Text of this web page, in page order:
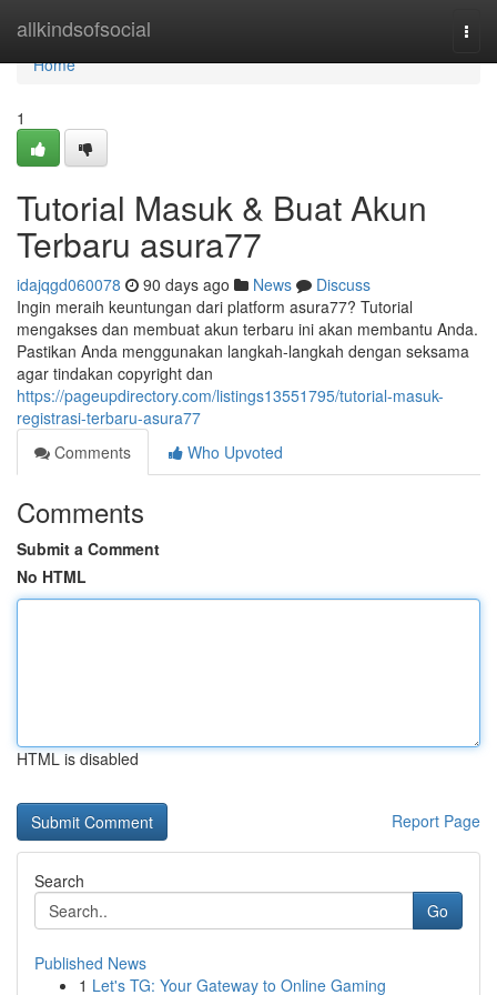
allkindsofsocial
Home
Home
1
Tutorial Masuk & Buat Akun
Terbaru asura77
idajqgd060078 90 days ago News
Discuss
Ingin meraih keuntungan dari platform asura77? Tutorial
mengakses dan membuat akun terbaru ini akan membantu Anda.
Pastikan Anda menggunakan langkah-langkah dengan seksama
agar tindakan copyright dan
https://pageupdirectory.com/listings13551795/tutorial-masuk-
registrasi-terbaru-asura77
Comments
Who Upvoted
Comments
Submit a Comment
No HTML
HTML is disabled
Report Page
Search
Go
Published News
1 Let's TG: Your Gateway to Online Gaming